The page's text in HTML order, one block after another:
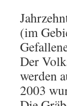
(im
Der
werden
2003